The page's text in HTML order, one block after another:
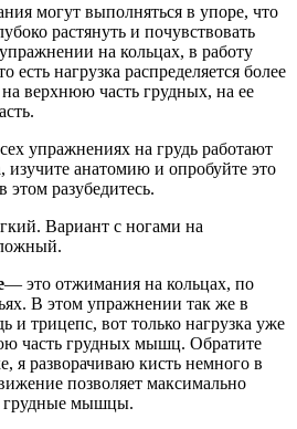
могут выполняться в упоре, что
растянуть и почувствовать
на кольцах, в работу
есть нагрузка распределяется более
верхнюю часть грудных, на ее
упражнениях на грудь работают
изучите анатомию и опробуйте это
разубедитесь.
Вариант с ногами на
— это отжимания на кольцах, по
В этом упражнении так же в
и трицепс, вот только нагрузка уже
часть грудных мышц. Обратите
я разворачиваю кисть немного в
позволяет максимально
грудные мышцы.